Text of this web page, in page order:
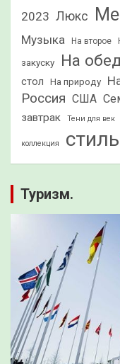
2023 Люкс
Музыка На второе
закуску На
стол
На природу
Россия США
завтрак
Тени для век
коллекция стиль
Туризм.